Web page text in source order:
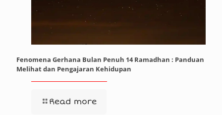
Fenomena Gerhana Bulan Penuh 14 Ramadhan : Panduan
Melihat dan Pengajaran Kehidupan
Read more